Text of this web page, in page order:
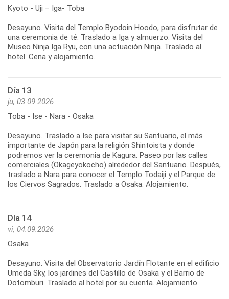
Kyoto - Uji – Iga- Toba
Desayuno. Visita del Templo Byodoin Hoodo, para disfrutar de
una ceremonia de té. Traslado a Iga y almuerzo. Visita del
Museo Ninja Iga Ryu, con una actuación Ninja. Traslado al
hotel. Cena y alojamiento.
Día 13
ju, 03.09.2026
Toba - Ise - Nara - Osaka
Desayuno. Traslado a Ise para visitar su Santuario, el más
importante de Japón para la religión Shintoista y donde
podremos ver la ceremonia de Kagura. Paseo por las calles
comerciales (Okageyokocho) alrededor del Santuario. Después,
traslado a Nara para conocer el Templo Todaiji y el Parque de
los Ciervos Sagrados. Traslado a Osaka. Alojamiento.
Día 14
vi, 04.09.2026
Osaka
Desayuno. Visita del Observatorio Jardín Flotante en el edificio
Umeda Sky, los jardines del Castillo de Osaka y el Barrio de
Dotomburi. Traslado al hotel por su cuenta. Alojamiento.